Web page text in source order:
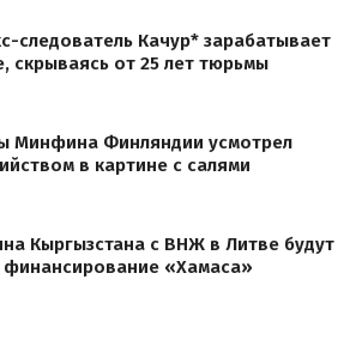
следователь Качур* зарабатывает
скрываясь от 25 лет тюрьмы
Минфина Финляндии усмотрел
в картине с салями
Кыргызстана с ВНЖ в Литве будут
финансирование «Хамаса»